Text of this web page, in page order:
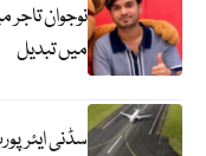
نوجوان
میں تبدیل